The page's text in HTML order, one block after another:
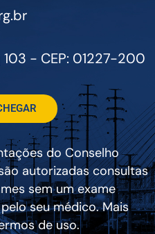
103 - CEP: 01227-200
do Conselho
autorizadas consultas
sem um exame
seu médico. Mais
de uso.